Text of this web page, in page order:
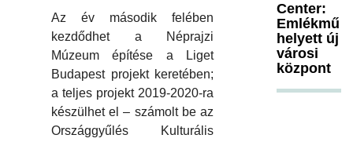
Az év második felében
kezdődhet a Néprajzi
Múzeum építése a Liget
Budapest projekt keretében;
a teljes projekt 2019-2020-ra
készülhet el – számolt be az
Országgyűlés Kulturális
Center:
Emlékmű
helyett új
városi
központ